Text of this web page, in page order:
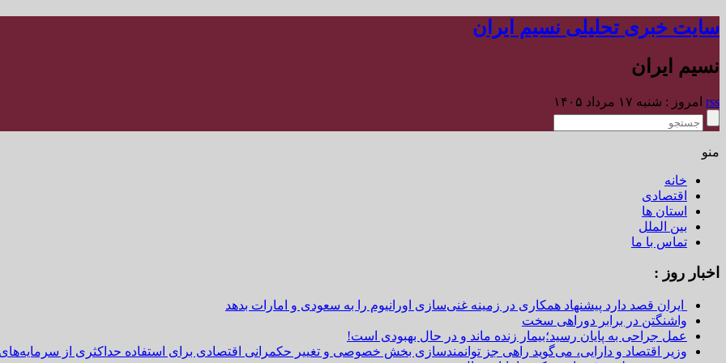
سایت خبری تحلیلی نسیم ایران
نسیم ایران
rss امروز : شنبه ۱۷ مرداد ۱۴۰۵
منو
خانه
اقتصادی
استان ها
بین الملل
تماس با ما
اخبار روز :
ایران قصد دارد پیشنهاد همکاری در زمینه غنی‌سازی اورانیوم را به سعودی و امارات بدهد
واشنگتن در برابر دوراهی سخت
عمل جراحی به پایان رسید؛بیمار زنده ماند و در حال بهبودی است!
وزیر اقتصاد و دارایی، می‌گوید راهی جز توانمندسازی بخش خصوصی و تغییر حکمرانی اقتصادی برای استفاده حداکثری از